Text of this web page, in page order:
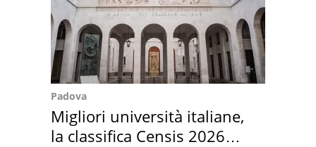
Padova
Migliori università italiane,
la classifica Censis 2026